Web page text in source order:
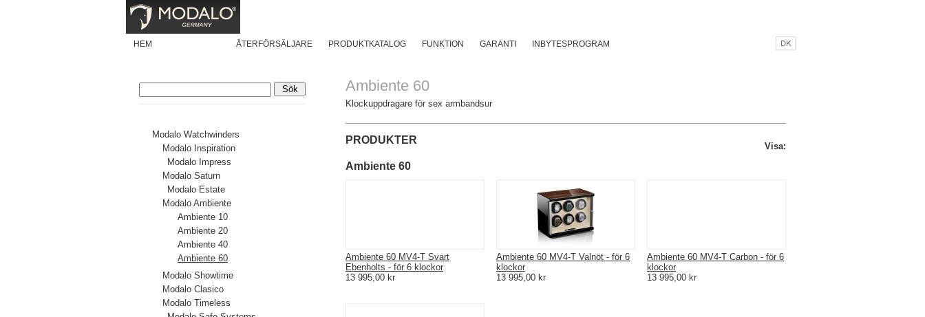
HEM ÅTERFÖRSÄLJARE PRODUKTKATALOG FUNKTION GARANTI INBYTESPROGRAM
Modalo Watchwinders
Modalo Inspiration
Modalo Impress
Modalo Saturn
Modalo Estate
Modalo Ambiente
Ambiente 10
Ambiente 20
Ambiente 40
Ambiente 60
Modalo Showtime
Modalo Clasico
Modalo Timeless
Ambiente 60
Klockuppdragare för sex armbandsur
PRODUKTER
Visa:
Ambiente 60
Ambiente 60 MV4-T Svart
Ebenholts - för 6 klockor
13 995,00 kr
Ambiente 60 MV4-T Valnöt - för 6
klockor
13 995,00 kr
Ambiente 60 MV4-T Carbon - för 6
klockor
13 995,00 kr